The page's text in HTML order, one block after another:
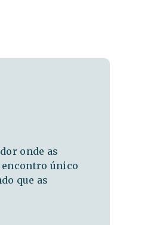
onde as
encontro único
que as